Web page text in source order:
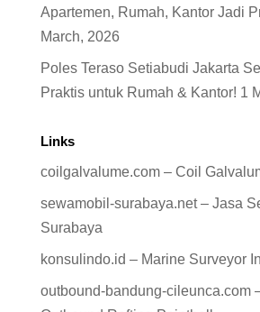
Apartemen, Rumah, Kantor Jadi
March, 2026
Poles Teraso Setiabudi Jakarta
Praktis untuk Rumah & Kantor! 1
Links
coilgalvalume.com – Coil
sewamobil-surabaya.net – Jasa
Surabaya
konsulindo.id – Marine Surveyor
outbound-bandung-cileunca.com